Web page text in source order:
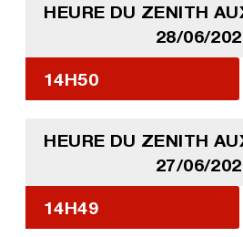
HEURE DU ZENITH
28/06/
14H50
HEURE DU ZENITH
27/06/
14H49